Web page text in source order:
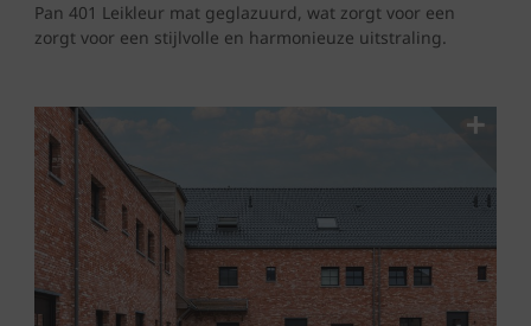
Pan 401 Leikleur mat geglazuurd, wat zorgt voor een
zorgt voor een stijlvolle en harmonieuze uitstraling.